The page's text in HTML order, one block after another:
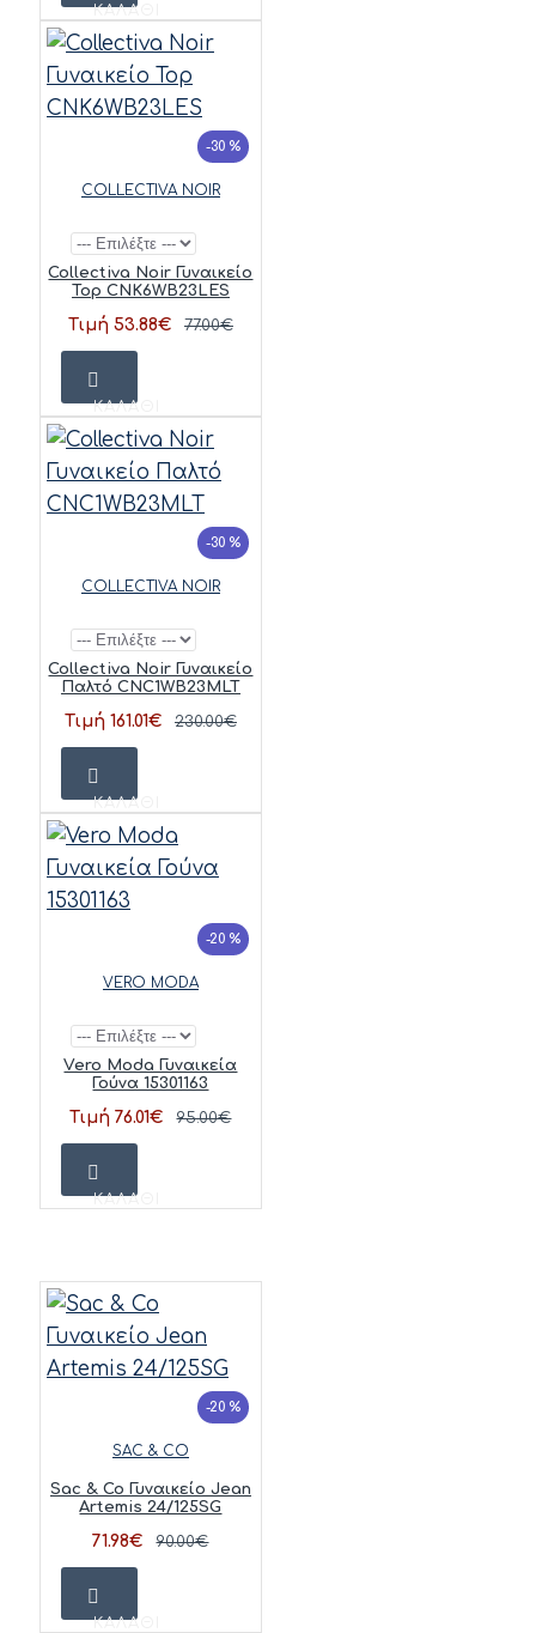
ΚΑΛΆΘΙ
-30 %
COLLECTIVA NOIR
Collectiva Noir Γυναικείο
Top CNK6WB23LES
Τιμή 53.88€ 77.00€
ΚΑΛΆΘΙ
-30 %
COLLECTIVA NOIR
Collectiva Noir Γυναικείο
Παλτό CNC1WB23MLT
Τιμή 161.01€ 230.00€
ΚΑΛΆΘΙ
-20 %
VERO MODA
Vero Moda Γυναικεία
Γούνα 15301163
Τιμή 76.01€ 95.00€
ΚΑΛΆΘΙ
-20 %
SAC & CO
Sac & Co Γυναικείο Jean
Artemis 24/125SG
71.98€ 90.00€
ΚΑΛΆΘΙ